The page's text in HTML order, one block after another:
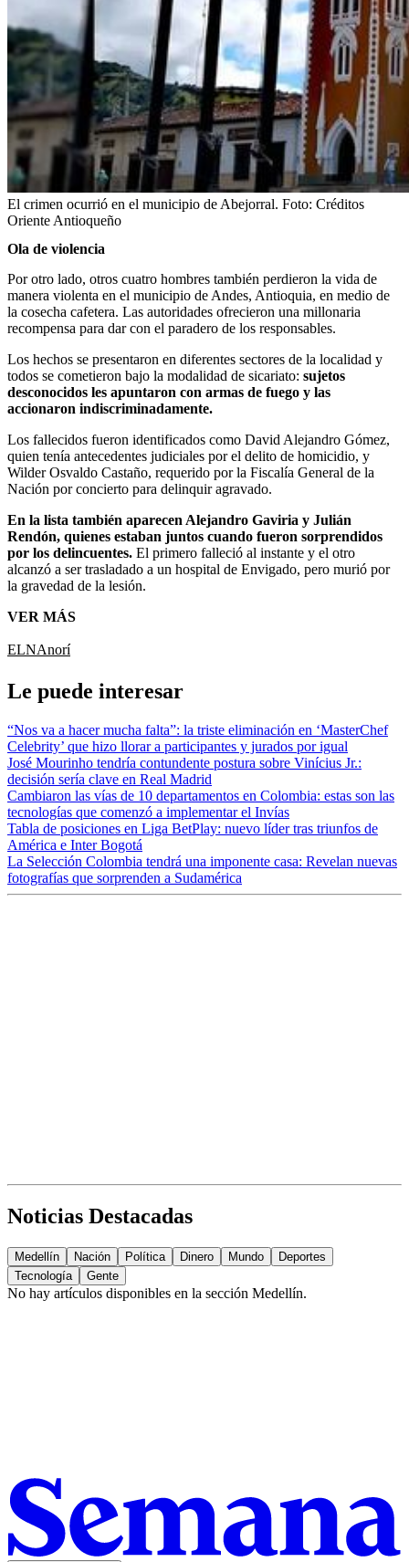
El crimen ocurrió en el municipio de Abejorral. Foto: Créditos
Oriente Antioqueño
Ola de violencia
Por otro lado, otros cuatro hombres también perdieron la vida de
manera violenta en el municipio de Andes, Antioquia, en medio de
la cosecha cafetera. Las autoridades ofrecieron una millonaria
recompensa para dar con el paradero de los responsables.
Los hechos se presentaron en diferentes sectores de la localidad y
todos se cometieron bajo la modalidad de sicariato: sujetos
desconocidos les apuntaron con armas de fuego y las
accionaron indiscriminadamente.
Los fallecidos fueron identificados como David Alejandro Gómez,
quien tenía antecedentes judiciales por el delito de homicidio, y
Wilder Osvaldo Castaño, requerido por la Fiscalía General de la
Nación por concierto para delinquir agravado.
En la lista también aparecen Alejandro Gaviria y Julián
Rendón, quienes estaban juntos cuando fueron sorprendidos
por los delincuentes. El primero falleció al instante y el otro
alcanzó a ser trasladado a un hospital de Envigado, pero murió por
la gravedad de la lesión.
VER MÁS
ELNAnorí
Le puede interesar
“Nos va a hacer mucha falta”: la triste eliminación en ‘MasterChef
Celebrity’ que hizo llorar a participantes y jurados por igual
José Mourinho tendría contundente postura sobre Vinícius Jr.:
decisión sería clave en Real Madrid
Cambiaron las vías de 10 departamentos en Colombia: estas son las
tecnologías que comenzó a implementar el Invías
Tabla de posiciones en Liga BetPlay: nuevo líder tras triunfos de
América e Inter Bogotá
La Selección Colombia tendrá una imponente casa: Revelan nuevas
fotografías que sorprenden a Sudamérica
Noticias Destacadas
Medellín Nación Política Dinero Mundo
Deportes
Tecnología
Gente
No hay artículos disponibles en la sección Medellín.